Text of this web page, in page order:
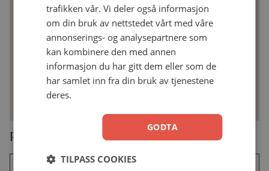
25 klistremerker til å fargelegge
31 klistremerker for å fremheve vers
Plasseringsguide inkludert
Passer til bibler mellom 17,8 og 30,5 cm
Fanestørrelse: 3,5 cm
Produktinformasjon
ITAB024
trafikken vår. Vi deler også informasjon
om din bruk av nettstedet vårt med våre
annonserings- og analysepartnere som
kan kombinere den med annen
informasjon du har gitt dem eller som de
har samlet inn fra din bruk av tjenestene
deres.
GODTA
TILPASS COOKIES